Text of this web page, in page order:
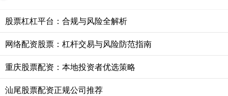
股票杠杠平台：合规与风险全解析
网络配资股票：杠杆交易与风险防范指南
重庆股票配资：本地投资者优选策略
汕尾股票配资正规公司推荐